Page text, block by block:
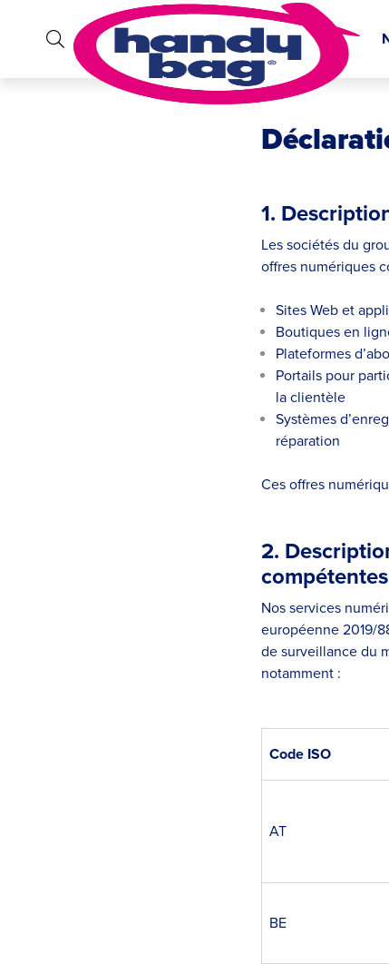
1.
Les sociétés du
offres numériques
Sites Web et
Boutiques en
Plateformes
Portails pour
la clientèle
Systèmes
réparation
Ces offres
2.
Nos services
européenne 2019/
de surveillance du
notamment :
Code ISO
AT
BE